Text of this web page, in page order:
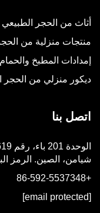
أثاث من الحجر الطبيعي
منتجات منزلية من
إمدادات المطبخ
ديكور منزلي من الحجر
اتصل بنا
شيامن، الصين. الرمز
+86-592-5537348
[email protected]